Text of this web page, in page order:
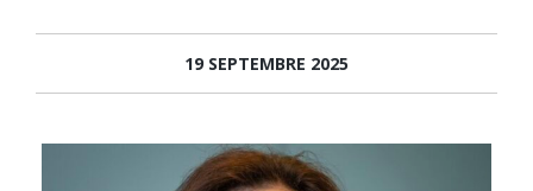
19 SEPTEMBRE 2025